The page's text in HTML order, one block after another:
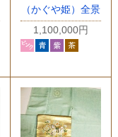
（かぐや姫）全景
1,100,000円